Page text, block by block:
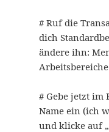
# Ruf die
dich
ändere ihn:
# Gebe jetzt
Name ein (ich
und klicke auf